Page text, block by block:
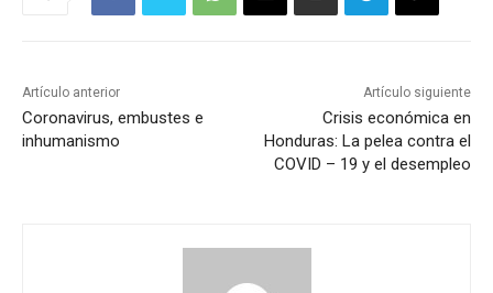
Artículo anterior
Coronavirus, embustes e
inhumanismo
Artículo siguiente
Crisis económica en
Honduras: La pelea contra el
COVID – 19 y el desempleo